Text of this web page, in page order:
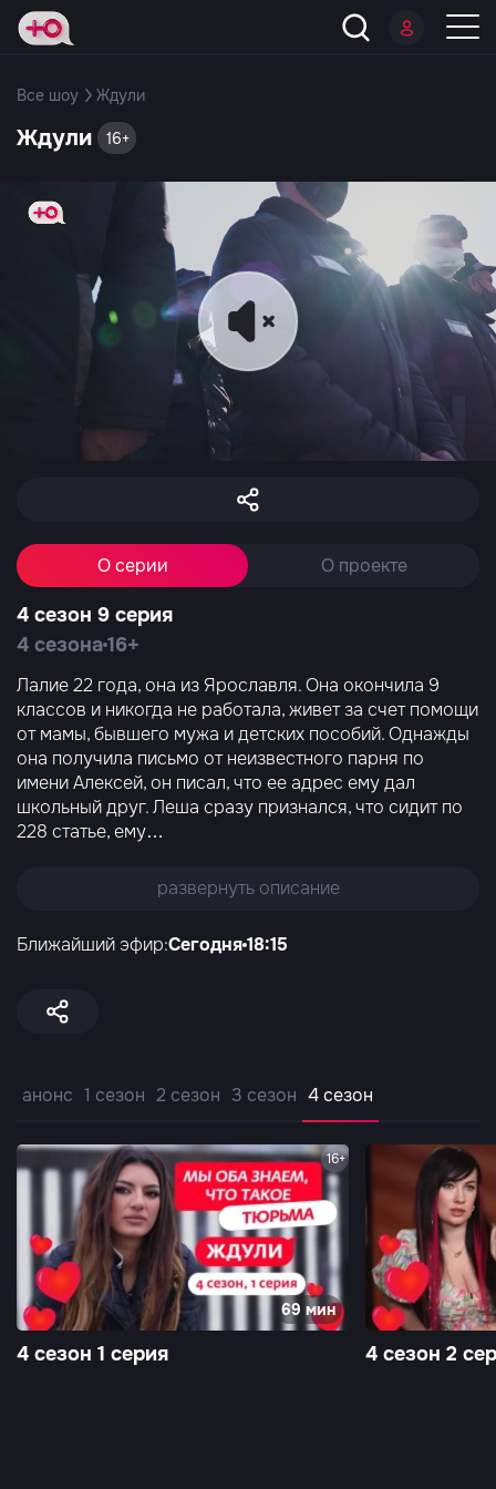
Все шоу Ждули
Ждули 16+
О серии О проекте
4 сезон 9 серия
4 сезона16+
Лалие 22 года, она из Ярославля. Она окончила 9
классов и никогда не работала, живет за счет помощи
от мамы, бывшего мужа и детских пособий. Однажды
она получила письмо от неизвестного парня по
имени Алексей, он писал, что ее адрес ему дал
школьный друг. Леша сразу признался, что сидит по
228 статье, ему…
развернуть описание
Ближайший эфир:Сегодня18:15
анонс 1 сезон 2 сезон 3 сезон 4 сезон
16+
69 мин
4 сезон 1 серия 4 сезон 2